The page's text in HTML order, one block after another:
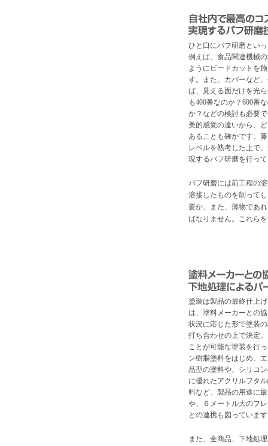
ひと口にバフ研磨とい
例えば、食品関連機械
ようにビードカットを
す。また、カバーなど
ば、見える面だけを光
も400番なのか？600番
か？などの検討も必要
美的感覚の違いから、
あることも確かです。
レベルを熟考した上で
現するバフ研磨を行っ
バフ研磨には前工程の
溶接したものを削って
要か、また、薄物であ
ばなりません。これら
塗装は製品の最終仕上
は、塗料メーカーとの
状況に応じた形で塗装
打ち合わせの上で決定
ことが可能な塗装を行
ン樹脂塗料をはじめ、
品型の塗料や、シリコ
に優れたアクリルフタ
料など、製品の用途に
や、６メートル大のフ
との連携も図っていま
また、全商品、下地処